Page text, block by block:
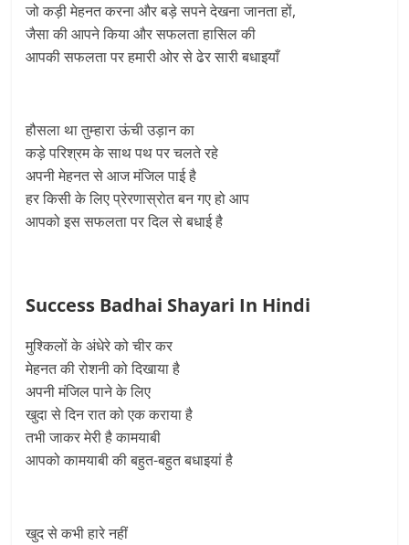
जो कड़ी मेहनत करना और बड़े सपने देखना जानता हों,
जैसा की आपने किया और सफलता हासिल की
आपकी सफलता पर हमारी ओर से ढेर सारी बधाइयाँ
हौसला था तुम्हारा ऊंची उड़ान का
कड़े परिश्रम के साथ पथ पर चलते रहे
अपनी मेहनत से आज मंजिल पाई है
हर किसी के लिए प्रेरणास्रोत बन गए हो आप
आपको इस सफलता पर दिल से बधाई है
Success Badhai Shayari In Hindi
मुश्किलों के अंधेरे को चीर कर
मेहनत की रोशनी को दिखाया है
अपनी मंजिल पाने के लिए
खुदा से दिन रात को एक कराया है
तभी जाकर मेरी है कामयाबी
आपको कामयाबी की बहुत-बहुत बधाइयां है
खुद से कभी हारे नहीं